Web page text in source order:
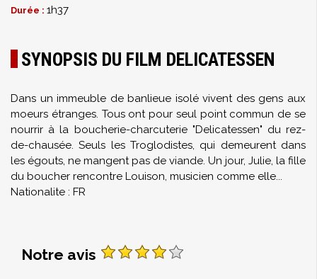
Durée : 1h37
SYNOPSIS DU FILM DELICATESSEN
Dans un immeuble de banlieue isolé vivent des gens aux
moeurs étranges. Tous ont pour seul point commun de se
nourrir à la boucherie-charcuterie "Delicatessen" du rez-
de-chausée. Seuls les Troglodistes, qui demeurent dans
les égouts, ne mangent pas de viande. Un jour, Julie, la fille
du boucher rencontre Louison, musicien comme elle...
Nationalite : FR
Notre avis